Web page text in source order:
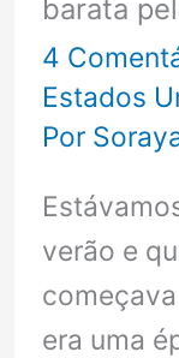
barata
4
Estados
Por
verão e
era uma